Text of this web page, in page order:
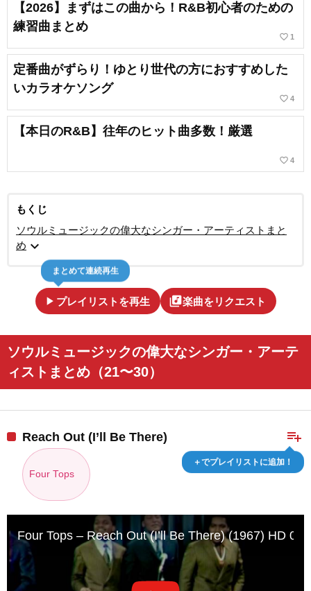
【2026】まずはこの曲から！R&B初心者のための
練習曲まとめ
favorite_border 1
定番曲がずらり！ゆとり世代の方におすすめした
いカラオケソング
favorite_border 4
【本日のR&B】往年のヒット曲多数！厳選
favorite_border 4
もくじ
ソウルミュージックの偉大なシンガー・アーティストまと
め expand_more
play_arrow プレイリストを再生
まとめて連続再生
library_music楽曲をリクエスト
ソウルミュージックの偉大なシンガー・アーテ
ィストまとめ（21〜30）
playlist_add
＋でプレイリストに追加！
Reach Out (I’ll Be There)
Four Tops
Four Tops – Reach Out (I’ll Be There) (1967) HD